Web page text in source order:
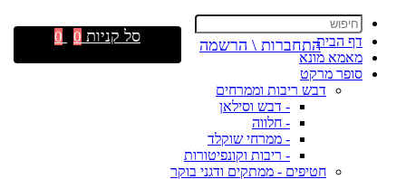
דף הבית
מאמא מונא
סופר מרקט
דבש ריבות וממרחים
- דבש וסילאן
- חלווה
- ממרחי שוקלד
- ריבות וקונפיטורות
חטיפים - ממתקים ודגני בוקר
התחברות \ הרשמה סל קניות 0
0